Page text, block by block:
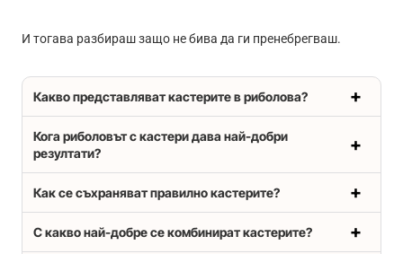
И тогава разбираш защо не бива да ги пренебрегваш.
Какво представляват кастерите в риболова?
Кога риболовът с кастери дава най-добри
резултати?
Как се съхраняват правилно кастерите?
С какво най-добре се комбинират кастерите?